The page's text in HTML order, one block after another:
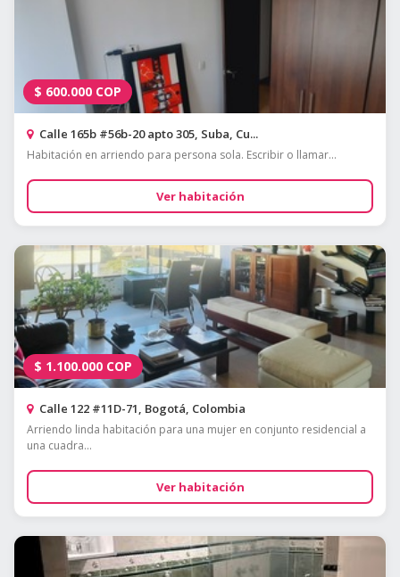
$ 600.000 COP
Calle 165b #56b-20 apto 305, Suba, Cu...
Habitación en arriendo para persona sola. Escribir o llamar...
Ver habitación
$ 1.100.000 COP
Calle 122 #11D-71, Bogotá, Colombia
Arriendo linda habitación para una mujer en conjunto residencial a
una cuadra...
Ver habitación